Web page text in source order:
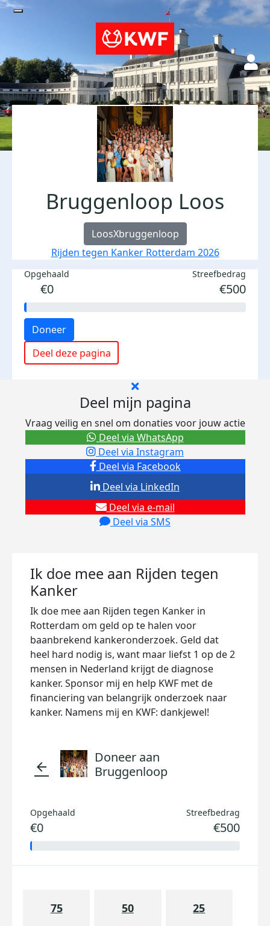
Bruggenloop Loos
LoosXbruggenloop
Rijden tegen Kanker Rotterdam 2026
Opgehaald
€0
Streefbedrag
€500
Doneer
Deel deze pagina
Deel mijn pagina
Vraag veilig en snel om donaties voor jouw actie
Deel via Facebook
Deel via Instagram
Deel via e-mail
Deel via SMS
Deel via LinkedIn
Deel via WhatsApp
Ik doe mee aan Rijden tegen
Kanker
Ik doe mee aan Rijden tegen Kanker in
Rotterdam om geld op te halen voor
baanbrekend kankeronderzoek. Geld dat
heel hard nodig is, want maar liefst 1 op de 2
mensen in Nederland krijgt de diagnose
kanker. Sponsor mij en help KWF met de
financiering van belangrijk onderzoek naar
kanker. Namens mij en KWF: dankjewel!
arrow_back
Doneer aan
Bruggenloop
Opgehaald
€0
Streefbedrag
€500
75 50 25